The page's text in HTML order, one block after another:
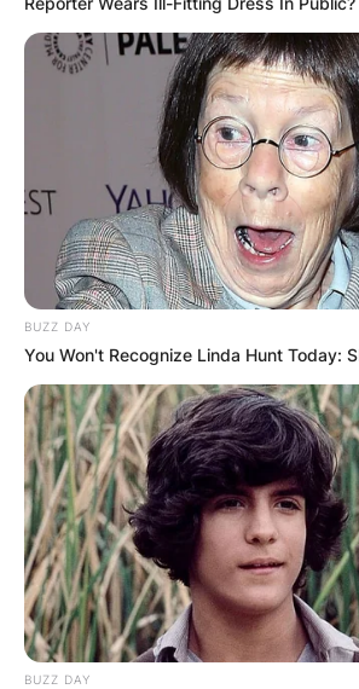
BUZZ DAY
You Won't Recognize Linda Hunt Today:
BUZZ DAY